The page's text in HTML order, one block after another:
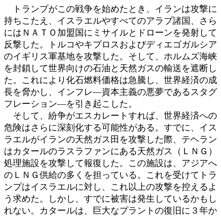
トランプがこの戦争を始めたとき、イランは攻撃に
持ちこたえ、イスラエルやすべてのアラブ諸国、さら
にはＮＡＴＯ加盟国にミサイルとドローンを発射して
反撃した。トルコやキプロスおよびディエゴガルシア
のイギリス軍基地を攻撃した。そして、ホルムズ海峡
を封鎖して世界向けの石油と天然ガスの輸送を遮断し
た。これにより化石燃料価格は急騰し、世界経済の成
長を脅かし、インフレ―資本主義の悪夢であるスタグ
フレーション―を引き起こした。
そして、紛争がエスカレートすれば、世界経済への
危険はさらに深刻化する可能性がある。すでに、イス
ラエルがイランの天然ガス田を攻撃した際、テヘラン
はカタールのラスラファンにある天然ガス（ＬＮＧ）
処理施設を攻撃して報復した。この施設は、アジアへ
のＬＮＧ供給の多くを担っている。これを受けてトラ
ンプはイスラエルに対し、これ以上の攻撃を控えるよ
う求めた。しかし、すでに被害は発生しているかもし
れない。カタールは、巨大なプラントの復旧に３年か